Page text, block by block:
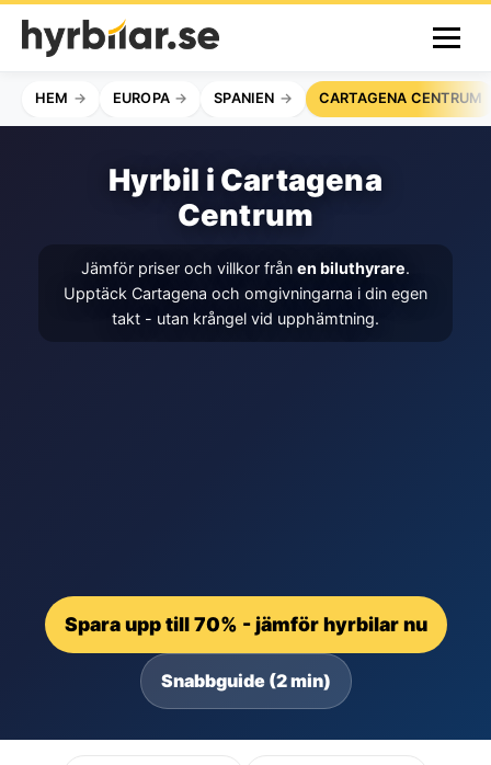
HEM EUROPA SPANIEN CARTAGENA CENTRUM
Hyrbil i Cartagena
Centrum
Jämför priser och villkor från en biluthyrare.
Upptäck Cartagena och omgivningarna i din egen
takt - utan krångel vid upphämtning.
Spara upp till 70% - jämför hyrbilar nu
Snabbguide (2 min)